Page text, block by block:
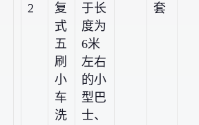
2
复
式
五
刷
小
车
洗
于长
度为
6米
左右
的小
型巴
士、
套